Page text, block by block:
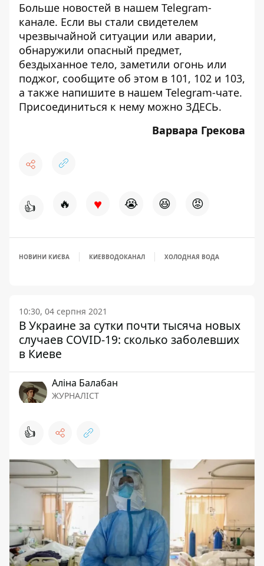
Больше новостей в нашем Telegram-
канале. Если вы стали свидетелем
чрезвычайной ситуации или аварии,
обнаружили опасный предмет,
бездыханное тело, заметили огонь или
поджог, сообщите об этом в 101, 102 и 103,
а также напишите в нашем Telegram-чате.
Присоединиться к нему можно ЗДЕСЬ.
Варвара Грекова
👍 🔥 ♥ 😭 😆 😡
НОВИНИ КИЄВА КИЕВВОДОКАНАЛ ХОЛОДНАЯ ВОДА
10:30, 04 серпня 2021
В Украине за сутки почти тысяча новых
случаев COVID-19: сколько заболевших
в Киеве
Аліна Балабан
ЖУРНАЛІСТ
👍